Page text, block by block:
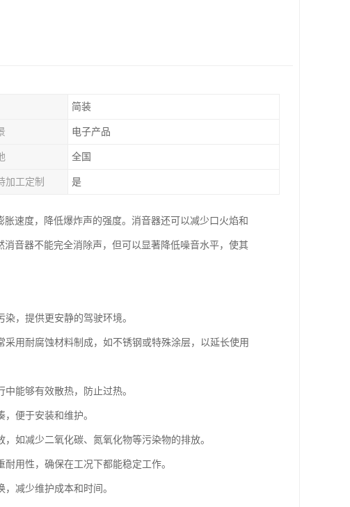
简装
电子产品
全国
加工定制 是
速度，降低爆炸声的强度。消音器还可以减少口火焰和
音器不能完全消除声，但可以显著降低噪音水平，使其
，提供更安静的驾驶环境。
用耐腐蚀材料制成，如不锈钢或特殊涂层，以延长使用
能够有效散热，防止过热。
便于安装和维护。
如减少二氧化碳、氮氧化物等污染物的排放。
用性，确保在工况下都能稳定工作。
减少维护成本和时间。